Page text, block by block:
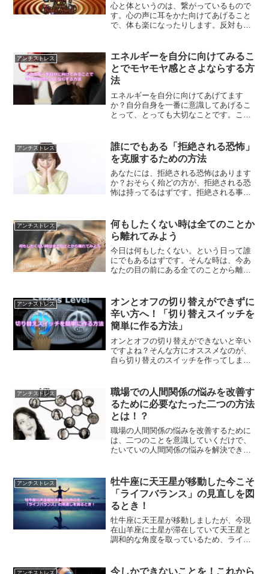
心と体というのは、繋がっているもので
す。心の声に耳をかた向けてあげること
で、体も楽になったりします。反対も同
耳を傾けてあげることについて、解説し
ていきます。
アンチストレス
エネルギーを自分に向けてみるこ
とでモヤモヤ感とさよならする方
法
エネルギーを自分に向けてあげてます
か？自分自身を一番に意識してあげるこ
とって、とっても大切なことです。これ
るようになるのです。
アンチストレス
誰にでもある「拒絶される恐怖」
を克服するための方法
あなたには、拒絶される恐怖はあります
か？おそらく殆どの方が、拒絶される恐
怖は持ってるはずです。拒絶される事
事で、人生もっと楽に生きる事ができる
ようになります。
アンチストレス
何もしたくない時は全てのことか
ら離れてみよう
今日は何もしたくない。という日って誰
にでもあるはずです。そんな時は、今あ
なたの目の前にある全てのことから離れ
ようになるはずです。
アンチストレス
オンとオフの切り替えができずに
辛い方へ！「切り替えスイッチを
簡単に作る方法」
オンとオフの切り替えができないと辛い
ですよね？そんな方にオススメなのが、
自ら切り替えのスイッチを作ってしまう
す。その結果、いろいろなことがうまく
まわるようになっていく方法です。
アンチストレス
職場での人間関係の悩みを改善す
るために必要なたった二つの方法
とは！？
職場の人間関係の悩みを改善するために
は、二つのことを意識していくだけで、
たいていの人間関係の悩みを解決できる
ればならないこととは？
アンチストレス
牡牛座に天王星が移動した今こそ
「ライフバランス」の見直しを図
るとき！
牡牛座に天王星が移動しましたが、今現
在山羊座に土星が滞在していて天王星と
調和的な角度を取っているため、ライフ
い人生を送ってみませんか？
今しかできないことを！これから